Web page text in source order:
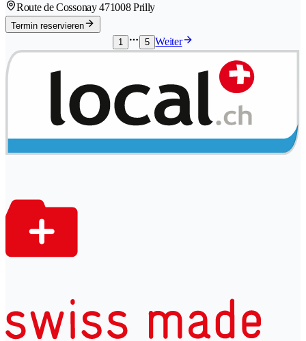
Route de Cossonay 471008 Prilly
Termin reservieren
1
5 Weiter